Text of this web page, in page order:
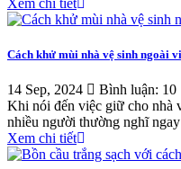
Cách khử mùi nhà vệ sinh ngoài
14 Sep, 2024
Bình luận: 10
Khi nói đến việc giữ cho nhà
nhiều người thường nghĩ
Xem chi tiết